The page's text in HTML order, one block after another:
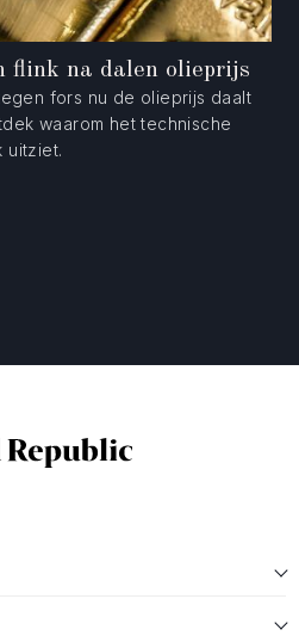
flink na dalen olieprijs
fors nu de olieprijs daalt
waarom het technische
uitziet.